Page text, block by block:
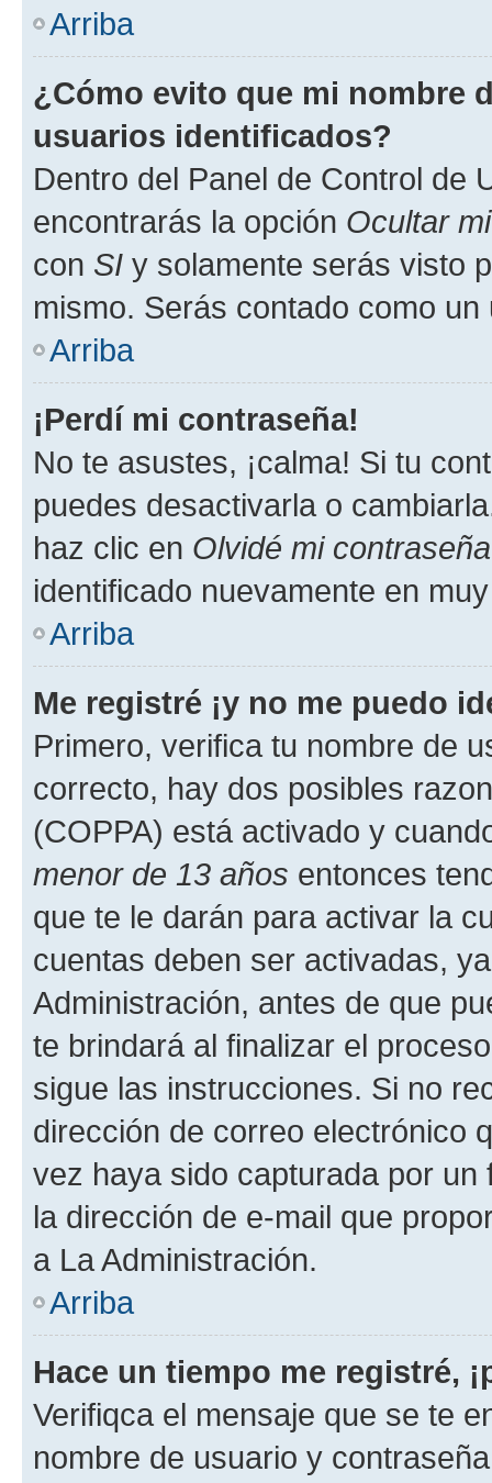
Arriba
¿Cómo evito que mi nombre
usuarios identificados?
Dentro del Panel de Control de
encontrarás la opción Ocultar
con SI y solamente serás visto
mismo. Serás contado como un
Arriba
¡Perdí mi contraseña!
No te asustes, ¡calma! Si tu
puedes desactivarla o
haz clic en Olvidé mi contraseña
identificado nuevamente en
Arriba
Me registré ¡y no me puedo
Primero, verifica tu nombre de
correcto, hay dos posibles
(COPPA) está activado y
menor de 13 años entonces
que te le darán para activar la
cuentas deben ser activadas,
Administración, antes de que
te brindará al finalizar el
sigue las instrucciones. Si no
dirección de correo electrónico
vez haya sido capturada por
la dirección de e-mail que
a La Administración.
Arriba
Hace un tiempo me registré,
Verifiqca el mensaje que se te
nombre de usuario y